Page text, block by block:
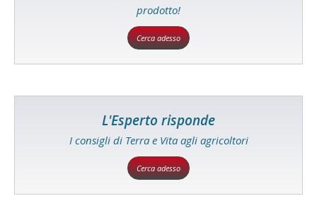
prodotto!
Cerca adesso
L'Esperto risponde
I consigli di Terra e Vita agli agricoltori
Cerca adesso